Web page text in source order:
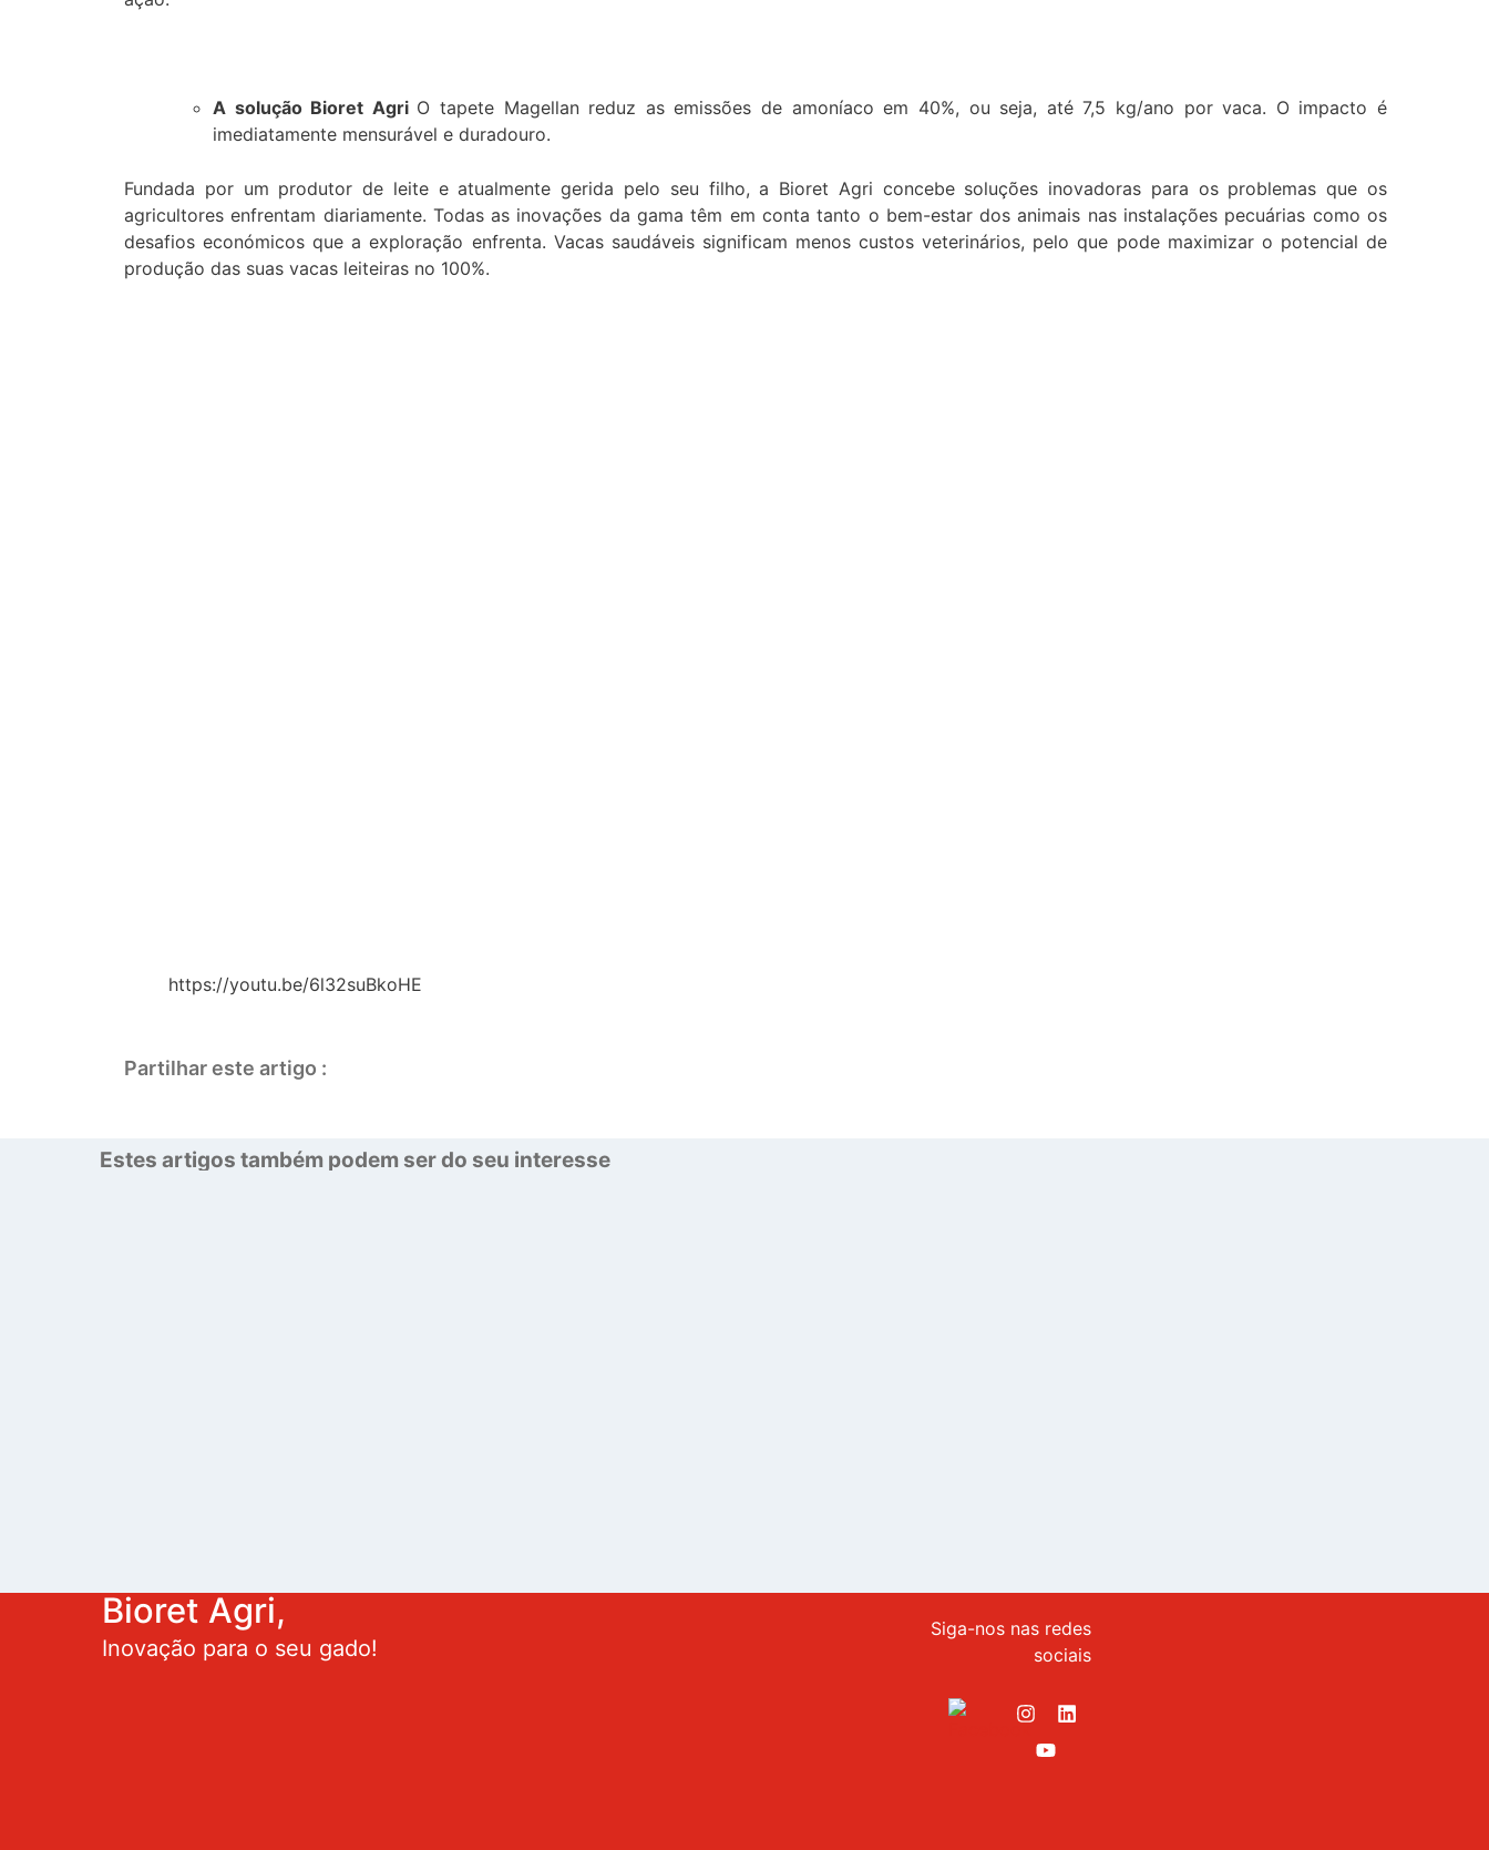
A solução Bioret Agri O tapete Magellan reduz as emissões de amoníaco em 40%, ou seja, até 7,5 kg/ano por vaca. O impacto é
imediatamente mensurável e duradouro.
Fundada por um produtor de leite e atualmente gerida pelo seu filho, a Bioret Agri concebe soluções inovadoras para os problemas que os
agricultores enfrentam diariamente. Todas as inovações da gama têm em conta tanto o bem-estar dos animais nas instalações pecuárias como os
desafios económicos que a exploração enfrenta. Vacas saudáveis significam menos custos veterinários, pelo que pode maximizar o potencial de
produção das suas vacas leiteiras no 100%.
https://youtu.be/6l32suBkoHE
Partilhar este artigo :
Estes artigos também podem ser do seu interesse
Bioret Agri,
Inovação para o seu gado!
Siga-nos nas redes
sociais